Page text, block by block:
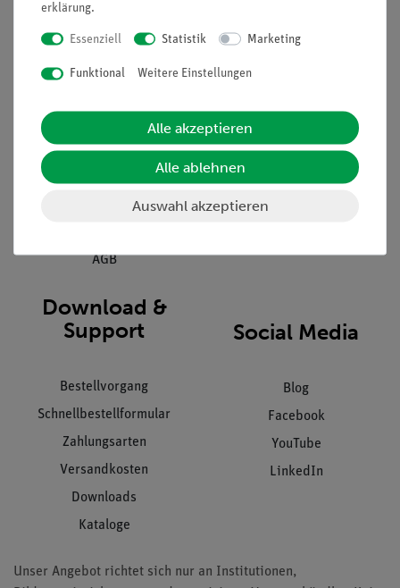
Unternehmen
Projekte und Lösungen
Stellenangebote
Kontakt
Hinweisgeberschutz
Datenschutz
AGB
Übersicht Service
Einräumservice
Inbetriebnahme & Schulungen
Download &
Support
Bestellvorgang
Schnellbestellformular
Zahlungsarten
Versandkosten
Downloads
Kataloge
Social Media
Blog
Facebook
YouTube
LinkedIn
Unser Angebot richtet sich nur an Institutionen,
erklärung.
Essenziell Statistik Marketing
Funktional Weitere Einstellungen
Alle akzeptieren
Alle ablehnen
Auswahl akzeptieren